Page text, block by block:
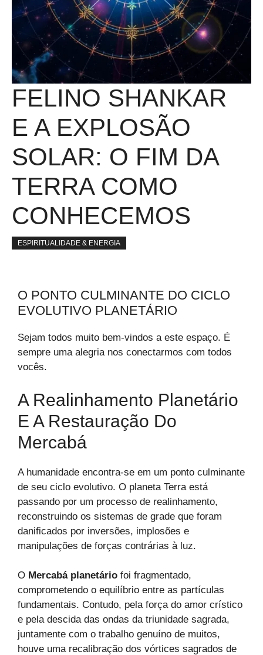
FELINO SHANKAR
E A EXPLOSÃO
SOLAR: O FIM DA
TERRA COMO
CONHECEMOS
ESPIRITUALIDADE & ENERGIA
O PONTO CULMINANTE DO CICLO
EVOLUTIVO PLANETÁRIO
Sejam todos muito bem-vindos a este espaço. É
sempre uma alegria nos conectarmos com todos
vocês.
A Realinhamento Planetário
E A Restauração Do
Mercabá
A humanidade encontra-se em um ponto culminante
de seu ciclo evolutivo. O planeta Terra está
passando por um processo de realinhamento,
reconstruindo os sistemas de grade que foram
danificados por inversões, implosões e
manipulações de forças contrárias à luz.
O Mercabá planetário foi fragmentado,
comprometendo o equilíbrio entre as partículas
fundamentais. Contudo, pela força do amor crístico
e pela descida das ondas da triunidade sagrada,
juntamente com o trabalho genuíno de muitos,
houve uma recalibração dos vórtices sagrados de